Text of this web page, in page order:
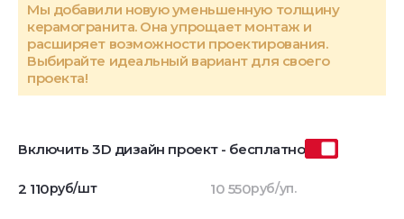
Мы добавили новую уменьшенную толщину
керамогранита. Она упрощает монтаж и
расширяет возможности проектирования.
Выбирайте идеальный вариант для своего
проекта!
Включить 3D дизайн проект - бесплатно
2 110руб/шт 10 550руб/уп.